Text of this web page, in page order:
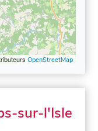
OpenStreetMap
sur-l'Isle